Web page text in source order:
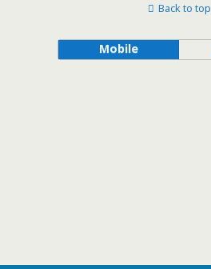
Back to top
Mobile